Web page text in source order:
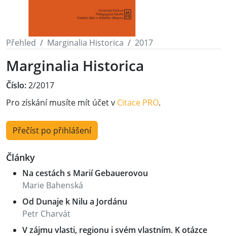
Přehled Marginalia Historica 2017
Marginalia Historica
Číslo:2/2017
Pro získání musíte mít účet v Citace PRO.
Přečíst po přihlášení
Články
Na cestách s Marií Gebauerovou
Marie Bahenská
Od Dunaje k Nilu a Jordánu
Petr Charvát
V zájmu vlasti, regionu i svém vlastním. K otázce